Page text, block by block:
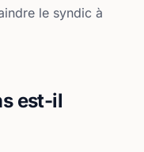
le syndic à
est-il